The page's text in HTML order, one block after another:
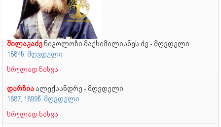
შილაკაძე ნიკოლოზი მაქსიმილიანეს ძე - მღვდელი.
1884წ. მღვდელი
სრულად ნახვა
დარჩია ალექსანდრე - მღვდელი.
1887, 1899წ. მღვდელი
სრულად ნახვა